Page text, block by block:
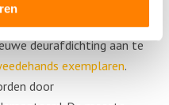
aan vervanging toe is,
deurafdichting aan te
exemplaren.
door